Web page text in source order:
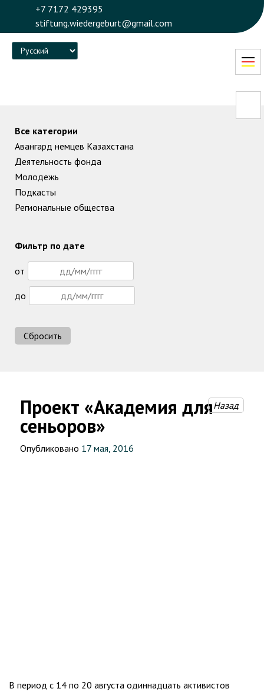
+7 7172 429395
stiftung.wiedergeburt@gmail.com
Language
Проект «Академия для
сеньоров»
Назад
Опубликовано 17 мая, 2016
В период с 14 по 20 августа одиннадцать активистов
Все категории
Авангард немцев Казахстана
Деятельность фонда
Молодежь
Подкасты
Региональные общества
Фильтр по дате
от
до
Сбросить